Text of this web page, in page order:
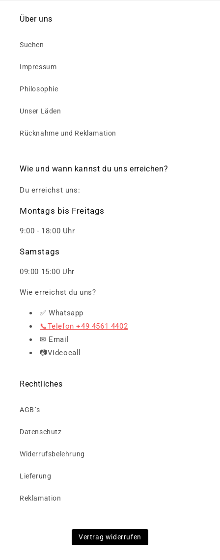
Über uns
Suchen
Impressum
Philosophie
Unser Läden
Rücknahme und Reklamation
Wie und wann kannst du uns erreichen?
Du erreichst uns:
Montags bis Freitags
9:00 - 18:00 Uhr
Samstags
09:00 15:00 Uhr
Wie erreichst du uns?
✅ Whatsapp
📞Telefon +49 4561 4402
✉ Email
📷Videocall
Rechtliches
AGB´s
Datenschutz
Widerrufsbelehrung
Lieferung
Reklamation
Vertrag widerrufen